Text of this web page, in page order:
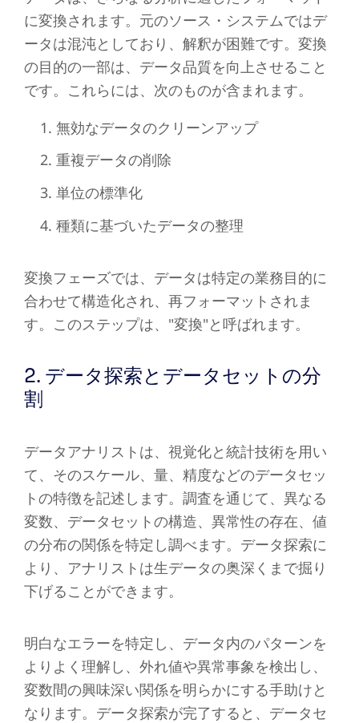
に変換されます。元のソース・システムではデ
ータは混沌としており、解釈が困難です。変換
の目的の一部は、データ品質を向上させること
です。これらには、次のものが含まれます。
無効なデータのクリーンアップ
重複データの削除
単位の標準化
種類に基づいたデータの整理
変換フェーズでは、データは特定の業務目的に
合わせて構造化され、再フォーマットされま
す。このステップは、"変換"と呼ばれます。
2. データ探索とデータセットの分
割
データアナリストは、視覚化と統計技術を用い
て、そのスケール、量、精度などのデータセッ
トの特徴を記述します。調査を通じて、異なる
変数、データセットの構造、異常性の存在、値
の分布の関係を特定し調べます。データ探索に
より、アナリストは生データの奥深くまで掘り
下げることができます。
明白なエラーを特定し、データ内のパターンを
よりよく理解し、外れ値や異常事象を検出し、
変数間の興味深い関係を明らかにする手助けと
なります。データ探索が完了すると、データセ